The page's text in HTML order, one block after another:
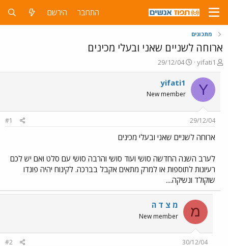
התחבר הירשם
מתכונים
ארוחה לשניים שאני ובעלי מכינים
פ
ו
ת
ח
ה
ש
א
yifati1
פ
ו
ר
ם
ר
29/12/04
Y
yifati1
New member
29/12/04
#1
ארוחה לשניים שאני ובעלי מכינים
לערב השנה החדשה סושי ועוד סושי והרבה סושי עם סלט ואם יש לכם
רעיונות לתוספות או למרק מתאים אקבל בברכה. לקינוח יהיה פונדו
שוקולד ונשיקה....
מ מ צ ד ה
New member
30/12/04
#2